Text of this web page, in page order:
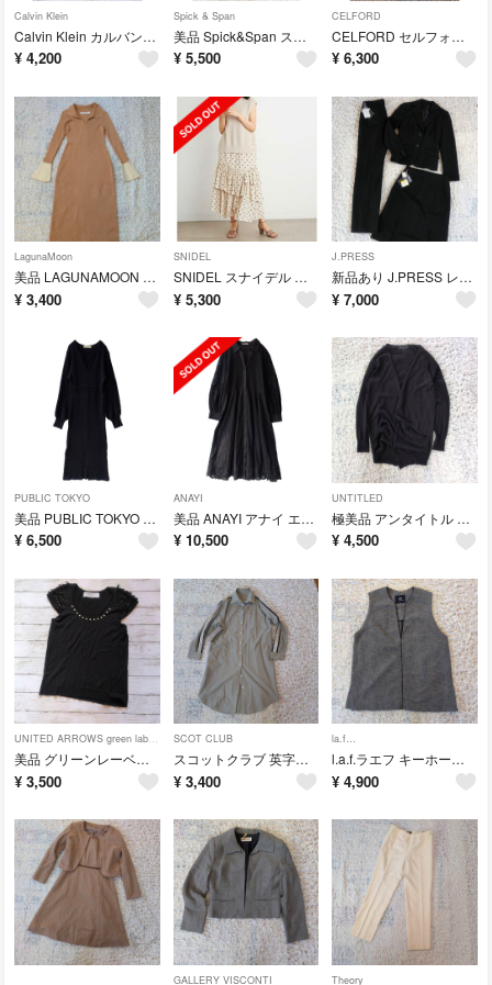
Calvin Klein
Calvin Klein カルバンクライン ロゴ ミニワンピース S 黒 ノースリーブ 夏
¥ 4,200
Spick & Span
美品 Spick&Span スピック&スパン フリルネック ボリュームスリーブ ニット ウール混 黒 F 長袖
¥ 5,500
CELFORD
CELFORD セルフォード 透かし編みニット フレアワンピース 36 ベージュロング丈
¥ 6,300
LagunaMoon
美品 LAGUNAMOON ラグナムーン シャツカラーカフスニットワンピース 美シルエット S
¥ 3,400
SNIDEL
SNIDEL スナイデル ニットベスト ボリュームスカート セットワンピース ドット柄 フリル
¥ 5,300
J.PRESS
新品あり J.PRESS レディース スーツ 3点セット 7号 9号 黒 就活 オンワード樫山
¥ 7,000
PUBLIC TOKYO
美品 PUBLIC TOKYO パブリックトウキョウ リブニットワンピース スキッパー ボリューム袖 日本製
¥ 6,500
ANAYI
美品 ANAYI アナイ エンブロイダリーシャツ ワンピース 刺繍レース 38 黒 ペチコート付き
¥ 10,500
UNTITLED
極美品 アンタイトル シルク カシミヤ カーディガン 黒 羽織 サイズ2 M
¥ 4,500
UNITED ARROWS green label relaxing
美品 グリーンレーベルリラクシング シルク混 パール ニット レース フリル
¥ 3,500
SCOT CLUB
スコットクラブ 英字ライン シャツワンピース ロング カーキ グレージュ
¥ 3,400
la.f…
l.a.f.ラエフ キーホールネックMIXツィードジレ 洗える
¥ 4,900
GALLERY VISCONTI Theory